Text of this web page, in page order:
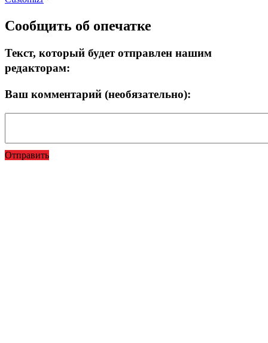
Сообщить об опечатке
Текст, который будет отправлен нашим
редакторам:
Ваш комментарий (необязательно):
Отправить